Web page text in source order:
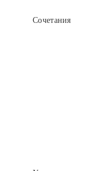
Сочетания